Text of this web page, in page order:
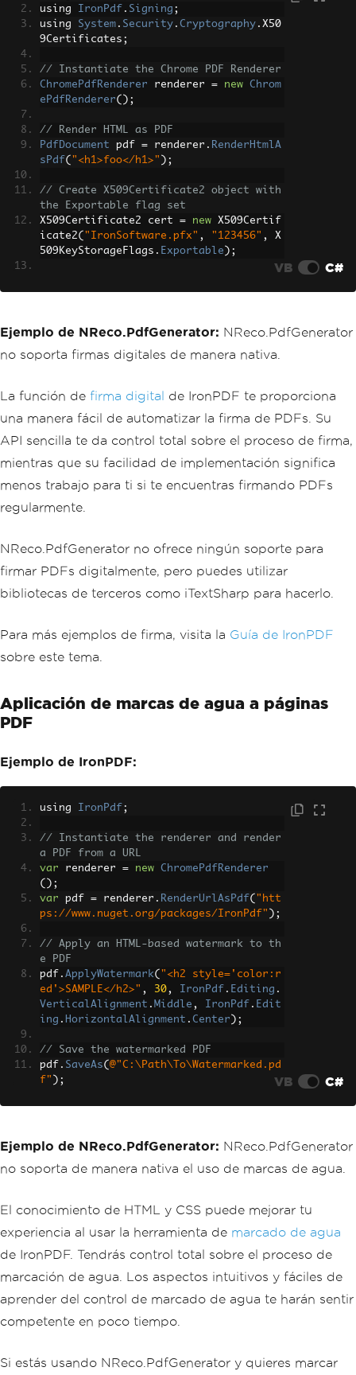
using IronPdf . Signing ;
using System . Security . Cryptography . X50
9Certificates ;
// Instantiate the Chrome PDF Renderer
ChromePdfRenderer renderer = new
Chrom
ePdfRenderer();
// Render HTML as PDF
PdfDocument pdf = renderer . RenderHtmlA
sPdf( "<h1>foo</h1>" );
// Create X509Certificate2 object with
the Exportable flag set
X509Certificate2 cert = new X509Certif
icate2( "IronSoftware.pfx" , "123456" ,
X
509KeyStorageFlags . Exportable );
pdf
.Sign( );
// Save the signed PDF
VB C#
Ejemplo de NReco.PdfGenerator: NReco.PdfGenerator
no soporta firmas digitales de manera nativa.
La función de firma digital de IronPDF te proporciona
una manera fácil de automatizar la firma de PDFs. Su
API sencilla te da control total sobre el proceso de firma,
mientras que su facilidad de implementación significa
menos trabajo para ti si te encuentras firmando PDFs
regularmente.
NReco.PdfGenerator no ofrece ningún soporte para
firmar PDFs digitalmente, pero puedes utilizar
bibliotecas de terceros como iTextSharp para hacerlo.
Para más ejemplos de firma, visita la Guía de IronPDF
sobre este tema.
Aplicación de marcas de agua a páginas
PDF
Ejemplo de IronPDF:
using IronPdf ;
// Instantiate the renderer and render
a PDF from a URL
var renderer = new
ChromePdfRenderer
();
var pdf = renderer . RenderUrlAsPdf( "htt
ps://www.nuget.org/packages/IronPdf" );
// Apply an HTML-based watermark to th
e PDF
pdf . ApplyWatermark( "<h2 style='color:r
ed'>SAMPLE</h2>" , 30, IronPdf . Editing .
VerticalAlignment . Middle , IronPdf . Edit
ing . HorizontalAlignment . Center );
// Save the watermarked PDF
pdf . SaveAs( @"C:\Path\To\Watermarked.pd
f" ); VB C#
Ejemplo de NReco.PdfGenerator: NReco.PdfGenerator
no soporta de manera nativa el uso de marcas de agua.
El conocimiento de HTML y CSS puede mejorar tu
experiencia al usar la herramienta de marcado de agua
de IronPDF. Tendrás control total sobre el proceso de
marcación de agua. Los aspectos intuitivos y fáciles de
aprender del control de marcado de agua te harán sentir
competente en poco tiempo.
Si estás usando NReco.PdfGenerator y quieres marcar